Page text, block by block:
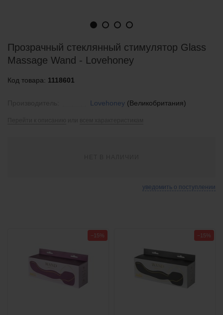
Прозрачный стеклянный стимулятор Glass
Massage Wand - Lovehoney
Код товара: 1118601
Lovehoney(Великобритания)
уведомить о поступлении
−15% −15%